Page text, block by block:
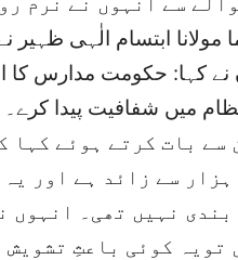
ابتسام الٰہی ظہیر
کہا: حکومت مدارس کا
میں شفافیت پیدا کرے۔
سے بات کرتے ہوئے کہا
سے زائد ہے اور
نہیں تھی۔ انہوں